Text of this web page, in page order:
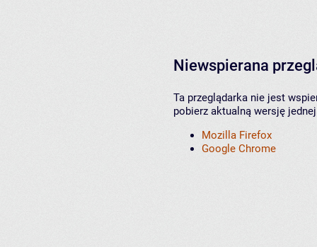
Niewspierana
Ta przeglądarka nie jest
pobierz aktualną wersję
Mozilla Firefox
Google Chrome